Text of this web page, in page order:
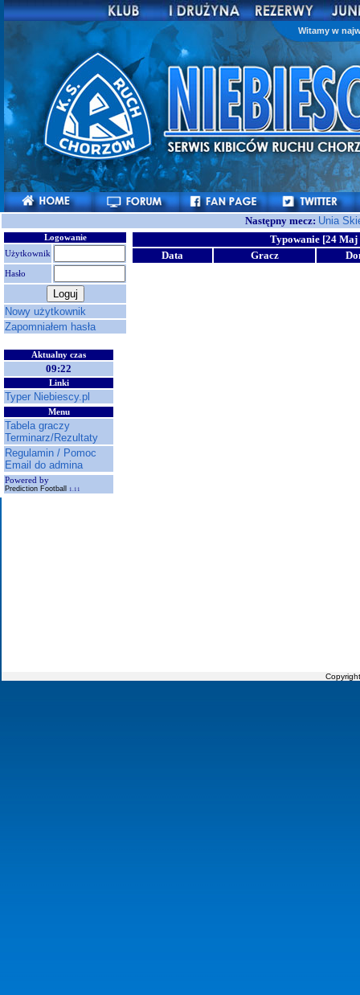
Witamy w
Następny mecz: Unia
Logowanie
Użytkownik
Hasło
Nowy użytkownik
Zapomniałem hasła
Aktualny czas
09:22
Linki
Typer Niebiescy.pl
Menu
Tabela graczy
Terminarz/Rezultaty
Regulamin / Pomoc
Email do admina
Powered by
Prediction Football 1.11
Typowanie [24 Maj
Data
Gracz